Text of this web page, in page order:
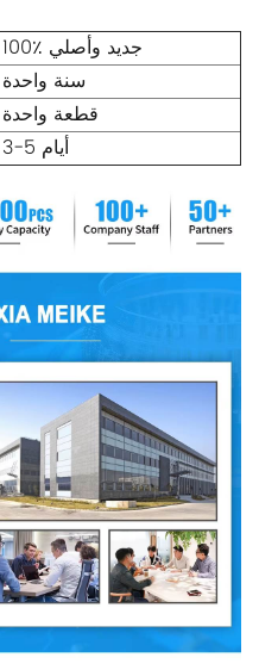
100٪ جديد وأصلي
سنة واحدة
قطعة واحدة
3-5 أيام